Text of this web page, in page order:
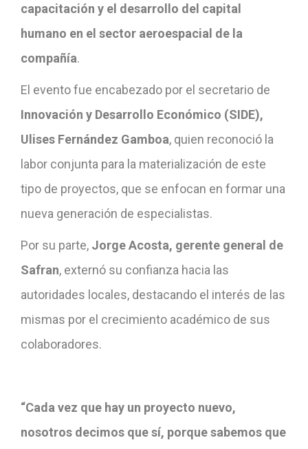
capacitación y el desarrollo del capital
humano en el sector aeroespacial de la
compañía.
El evento fue encabezado por el secretario de
Innovación y Desarrollo Económico (SIDE),
Ulises Fernández Gamboa, quien reconoció la
labor conjunta para la materialización de este
tipo de proyectos, que se enfocan en formar una
nueva generación de especialistas.
Por su parte, Jorge Acosta, gerente general de
Safran, externó su confianza hacia las
autoridades locales, destacando el interés de las
mismas por el crecimiento académico de sus
colaboradores.
“Cada vez que hay un proyecto nuevo,
nosotros decimos que sí, porque sabemos que